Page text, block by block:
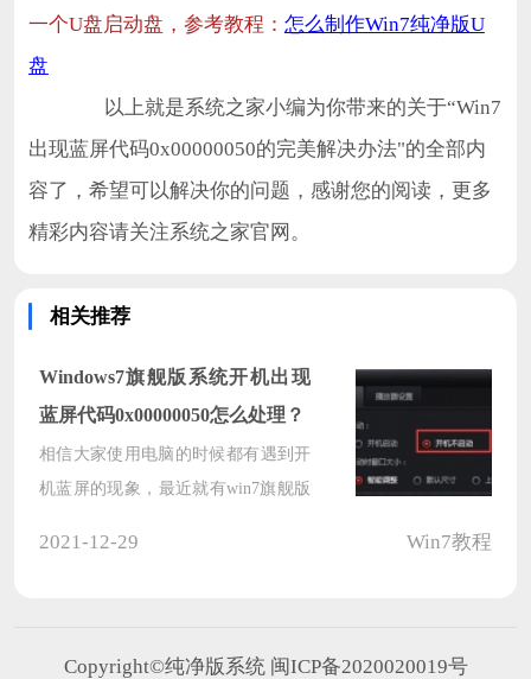
一个U盘启动盘，参考教程： 怎么制作Win7纯净版U
盘
以上就是系统之家小编为你带来的关于“Win7
出现蓝屏代码0x00000050的完美解决办法"的全部内
容了，希望可以解决你的问题，感谢您的阅读，更多
精彩内容请关注系统之家官网。
相关推荐
Windows7旗舰版系统开机出现
蓝屏代码0x00000050怎么处理？
相信大家使用电脑的时候都有遇到开
机蓝屏的现象，最近就有win7旗舰版
蓝屏代码0x00000050的故障及解决方
2021-12-29 Win7教程
Copyright©纯净版系统 闽ICP备2020020019号